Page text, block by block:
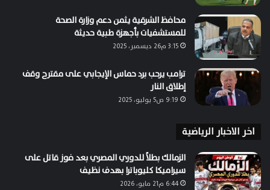
محافظ الشرقية يثمن دعم وزارة الصحة
للمستشفيات بأجهزة طبية حديثة
3:15 م26 ديسمبر، 2025
ترامب يرحب برد حماس الإيجابي على مقترح وقف
إطلاق النار
9:19 ص5 يوليو، 2025
اخر الاخبار الرياضية
الزمالك بطلاً للدوري المصري بعد فوز قاتل على
سيراميكا كليوباترا بهدف نظيف
6:44 م21 مايو، 2026